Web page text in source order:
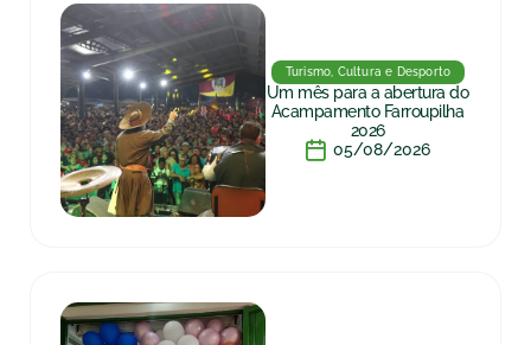
Turismo, Cultura e Desporto
Um mês para a abertura do
Acampamento Farroupilha
2026
05/08/2026